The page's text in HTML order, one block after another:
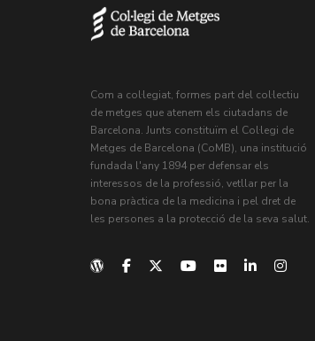
Com a col·legiat, formes part del col·lectiu
de metges que atenem els ciutadans de
Barcelona. Junts constituïm el Col·legi de
Metges de Barcelona (CoMB), una institució
fundada l'any 1894 per defensar els
interessos de la professió, vetllar per la
bona pràctica de la medicina i pel dret de
les persones a la protecció de la seva salut.